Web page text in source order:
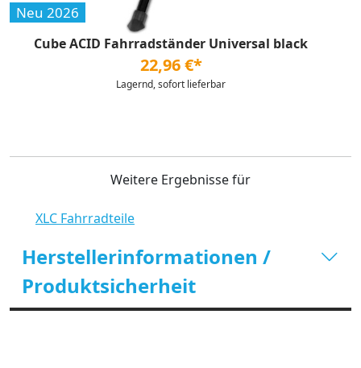
Neu 2026
Cube ACID Fahrradständer Universal black
22,96 €*
Lagernd, sofort lieferbar
Weitere Ergebnisse für
XLC Fahrradteile
Herstellerinformationen /
Produktsicherheit